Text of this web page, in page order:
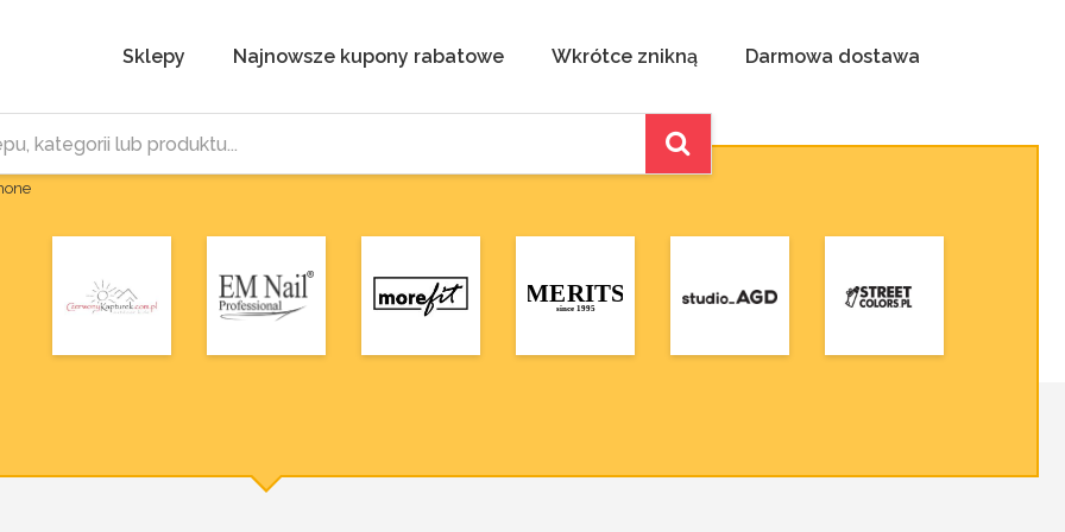
Sklepy Najnowsze kupony rabatowe Wkrótce znikną Darmowa dostawa